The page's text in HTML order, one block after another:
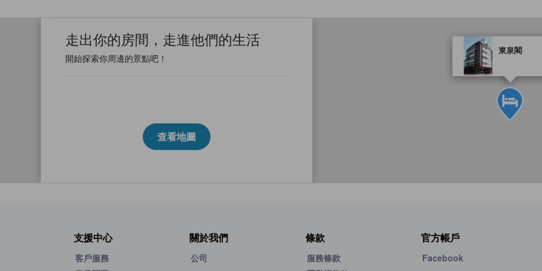
東泉閣
tooltip
黃金星等由本站合作
走出你的房間，走進他們的生活
開始探索你周邊的景點吧！
查看地圖
支援中心
客戶服務
關於我們
公司
條款
服務條款
官方帳戶
Facebook